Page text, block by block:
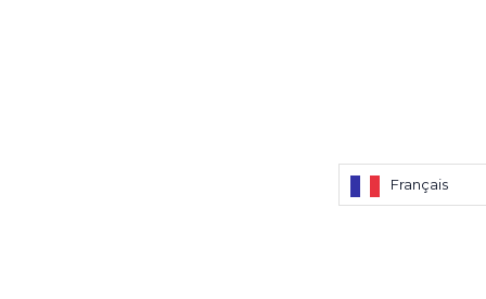
Français
Français